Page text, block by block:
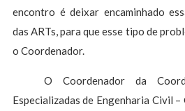
encontro é deixar encaminhado
das ARTs, para que esse tipo de
o Coordenador.
O Coordenador da
Especializadas de Engenharia Civil –